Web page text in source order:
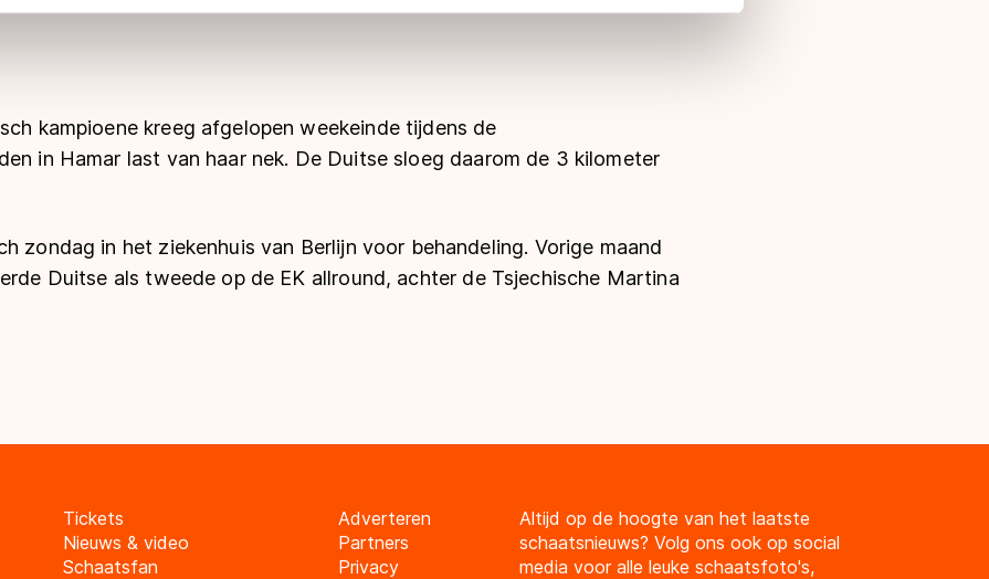
geldt volgens de GDPR. Door op ‘Toestaan’ te klikken, stemt u in met deze overdracht.
kampioene kreeg afgelopen weekeinde tijdens de
in Hamar last van haar nek. De Duitse sloeg daarom de 3 kilometer
zondag in het ziekenhuis van Berlijn voor behandeling. Vorige maand
Duitse als tweede op de EK allround, achter de Tsjechische Martina
Tickets
Nieuws & video
Schaatsfan
Adverteren
Partners
Privacy
Altijd op de hoogte van het laatste
schaatsnieuws? Volg ons ook op social
media voor alle leuke schaatsfoto's,